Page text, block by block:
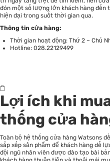
đón một số lượng lớn khách hàng đến
hiện đại trong suốt thời gian qua.
Thông tin cửa hàng:
Thời gian hoạt động: Thứ 2 – Chủ
Hotline: 028.22129499
Lợi ích khi
thống cửa
Toàn bộ hệ thống cửa hàng Watsons
sắp xếp sản phẩm để khách hàng dễ
đội ngũ nhân viên được đào tạo bài